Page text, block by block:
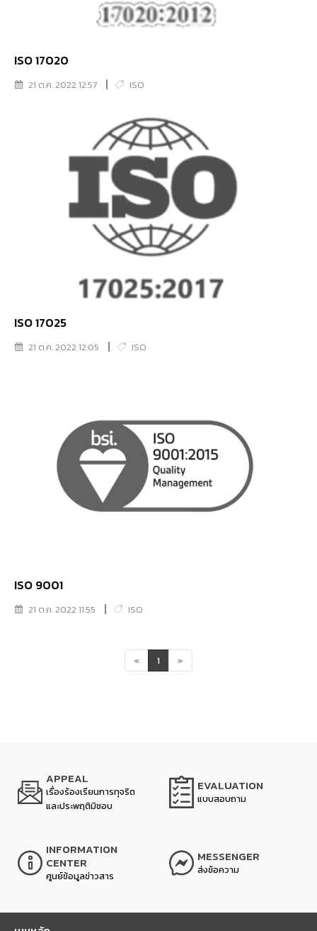
ISO 17020
21 ต.ค. 2022 12:57 ISO
ISO 17025
21 ต.ค. 2022 12:05 ISO
ISO 9001
21 ต.ค. 2022 11:55 ISO
« 1 »
APPEAL
เรื่องร้องเรียนการทุจริต
และประพฤติมิชอบ
EVALUATION
แบบสอบถาม
INFORMATION
CENTER
ศูนย์ข้อมูลข่าวสาร
MESSENGER
ส่งข้อความ